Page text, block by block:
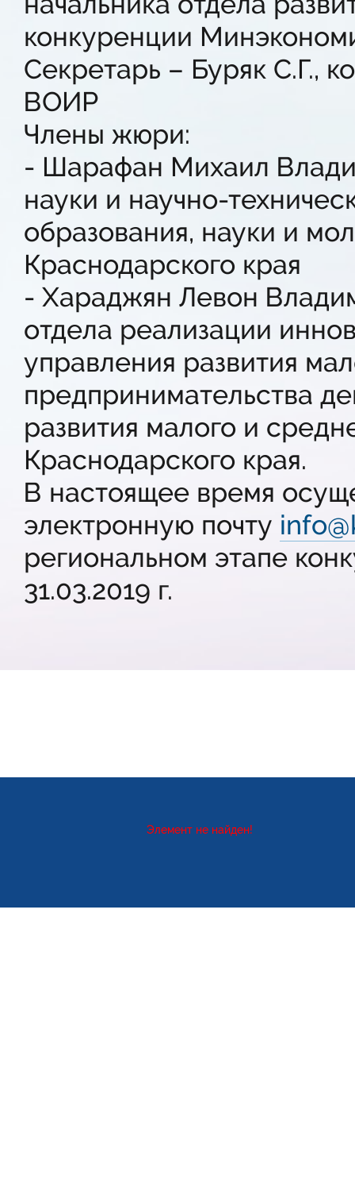
конкуренции
Секретарь – Буряк С.Г.,
ВОИР
Члены жюри:
- Шарафан Михаил
науки и научно-
образования, науки и
Краснодарского края
- Хараджян Левон
отдела реализации
управления развития
предпринимательства
развития малого и
Краснодарского края.
В настоящее время
электронную почту
региональном этапе
31.03.2019 г.
Элемент не найден!